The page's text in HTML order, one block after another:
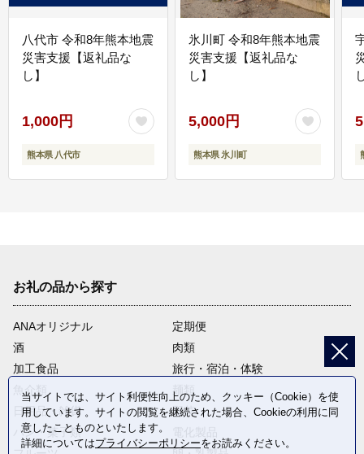
八代市 令和8年熊本地震
災害支援【返礼品な
し】
1,000円
熊本県 八代市
氷川町 令和8年熊本地震
災害支援【返礼品な
し】
5,000円
熊本県 氷川町
お礼の品から探す
ANAオリジナル
定期便
酒
肉類
加工食品
旅行・宿泊・体験
魚介類
麺類
日用品・雑貨
野菜
パン・菓子類
当サイトでは、サイト利便性向上のため、クッキー（Cookie）を使
用しています。サイトの閲覧を継続された場合、Cookieの利用に同
意したことものといたします。
詳細についてはプライバシーポリシーをお読みください。